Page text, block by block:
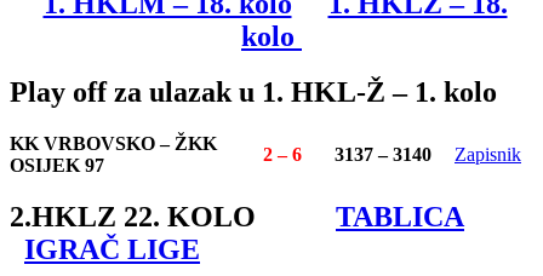
kolo
Play off za ulazak u 1. HKL-Ž – 1. kolo
KK VRBOVSKO – ŽKK
OSIJEK 97
2 – 6 3137 – 3140 Zapisnik
2.HKLZ 22. KOLO TABLICA
IGRAČ LIGE